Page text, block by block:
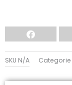
SKU N/A Categorie